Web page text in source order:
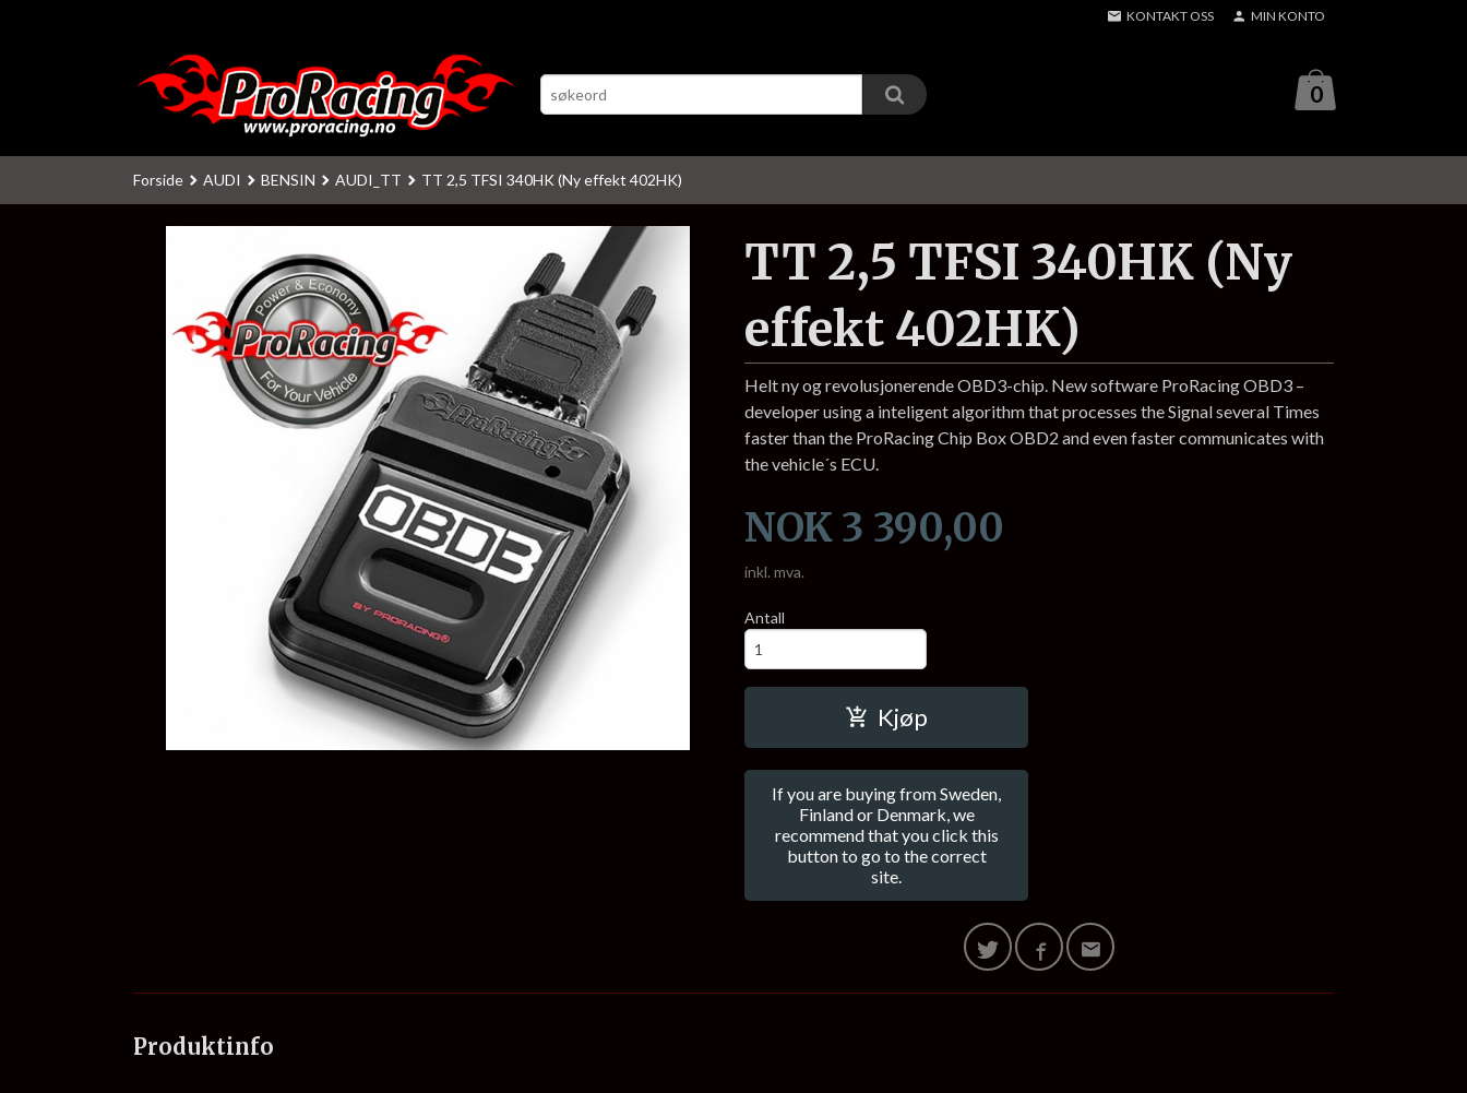
KONTAKT OSS MIN KONTO
0
Forside AUDI BENSIN AUDI_TT TT 2,5 TFSI 340HK (Ny effekt 402HK)
TT 2,5 TFSI 340HK (Ny
effekt 402HK)
Helt ny og revolusjonerende OBD3-chip. New software ProRacing OBD3 –
developer using a inteligent algorithm that processes the Signal several Times
faster than the ProRacing Chip Box OBD2 and even faster communicates with
the vehicle´s ECU.
Pris
NOK 3 390,00
inkl. mva.
Antall
Kjøp
If you are buying from Sweden,
Finland or Denmark, we
recommend that you click this
button to go to the correct
site.
Produktinfo